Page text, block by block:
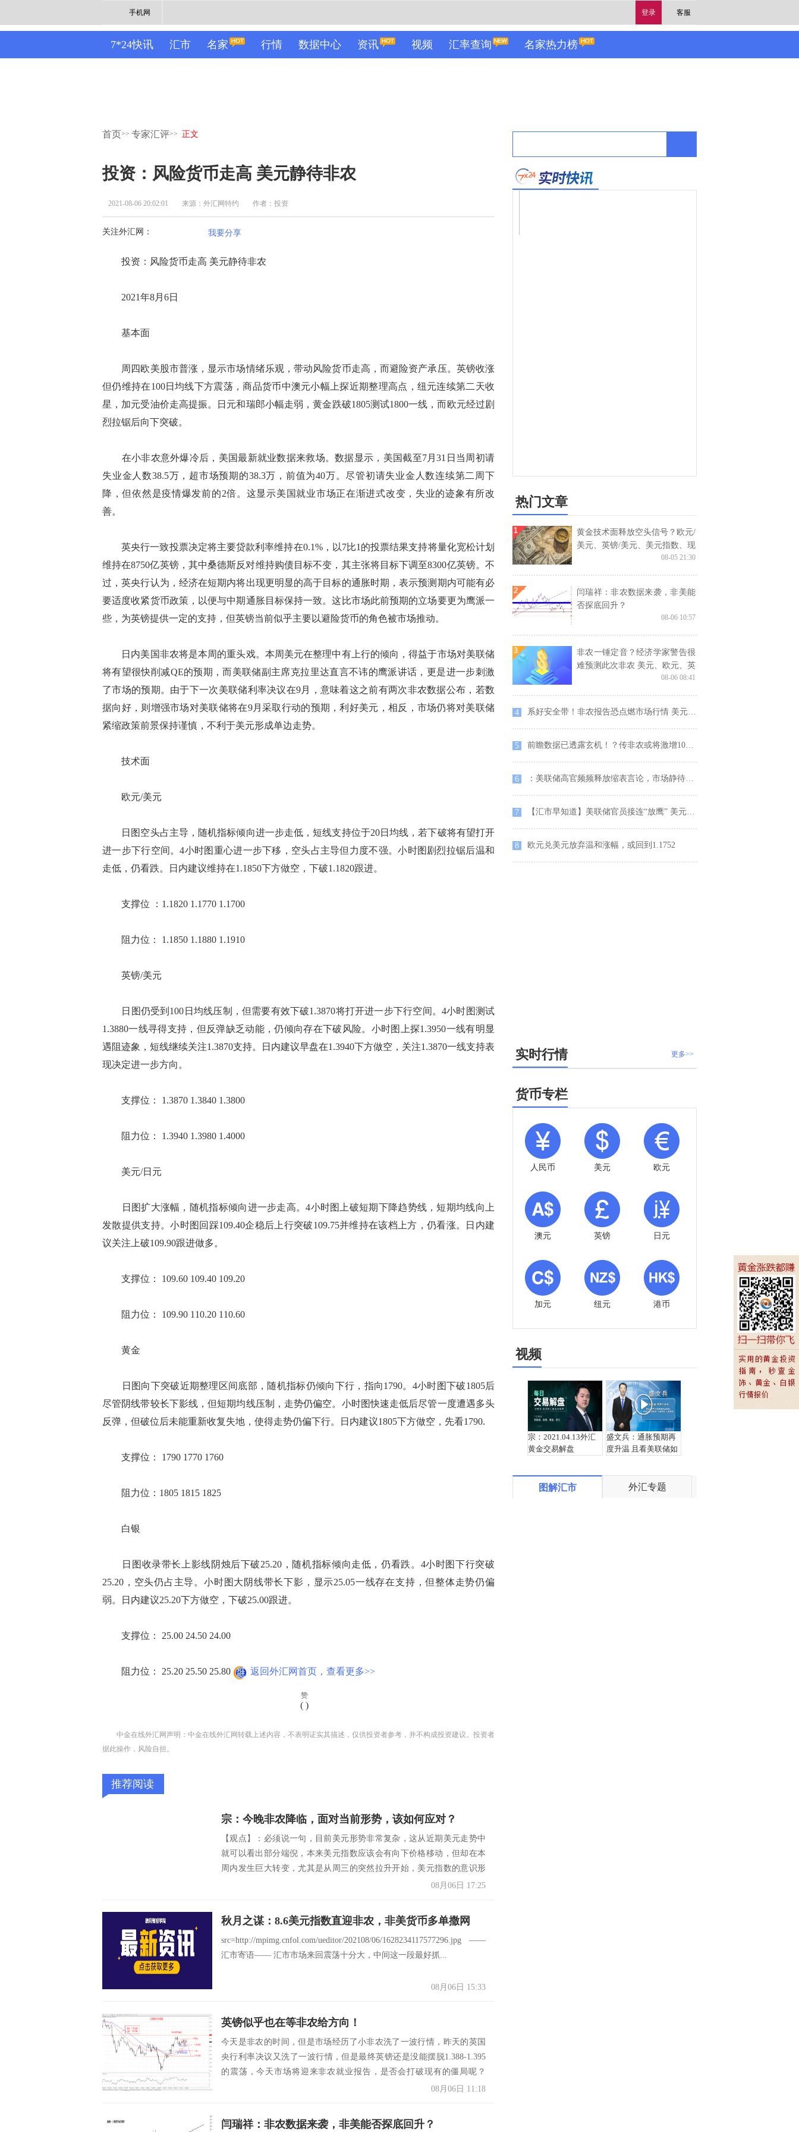
登录 客服
手机网
7*24快讯 汇市 名家 行情 数据中心 资讯 视频 汇率查询 名家热力榜
首页>> 专家汇评>> 正文
投资：风险货币走高 美元静待非农
2021-08-06 20:02:01 来源：外汇网特约 作者：投资
关注外汇网： 我要分享
投资：风险货币走高 美元静待非农
2021年8月6日
基本面
周四欧美股市普涨，显示市场情绪乐观，带动风险货币走高，而避险资产承压。英镑收涨
但仍维持在100日均线下方震荡，商品货币中澳元小幅上探近期整理高点，纽元连续第二天收
星，加元受油价走高提振。日元和瑞郎小幅走弱，黄金跌破1805测试1800一线，而欧元经过剧
烈拉锯后向下突破。
在小非农意外爆冷后，美国最新就业数据来救场。数据显示，美国截至7月31日当周初请
失业金人数38.5万，超市场预期的38.3万，前值为40万。尽管初请失业金人数连续第二周下
降，但依然是疫情爆发前的2倍。这显示美国就业市场正在渐进式改变，失业的迹象有所改
善。
英央行一致投票决定将主要贷款利率维持在0.1%，以7比1的投票结果支持将量化宽松计划
维持在8750亿英镑，其中桑德斯反对维持购债目标不变，其主张将目标下调至8300亿英镑。不
过，英央行认为，经济在短期内将出现更明显的高于目标的通胀时期，表示预测期内可能有必
要适度收紧货币政策，以便与中期通胀目标保持一致。这比市场此前预期的立场要更为鹰派一
些，为英镑提供一定的支持，但英镑当前似乎主要以避险货币的角色被市场推动。
日内美国非农将是本周的重头戏。本周美元在整理中有上行的倾向，得益于市场对美联储
将有望很快削减QE的预期，而美联储副主席克拉里达直言不讳的鹰派讲话，更是进一步刺激
了市场的预期。由于下一次美联储利率决议在9月，意味着这之前有两次非农数据公布，若数
据向好，则增强市场对美联储将在9月采取行动的预期，利好美元，相反，市场仍将对美联储
紧缩政策前景保持谨慎，不利于美元形成单边走势。
技术面
欧元/美元
日图空头占主导，随机指标倾向进一步走低，短线支持位于20日均线，若下破将有望打开
进一步下行空间。4小时图重心进一步下移，空头占主导但力度不强。小时图剧烈拉锯后温和
走低，仍看跌。日内建议维持在1.1850下方做空，下破1.1820跟进。
支撑位 ：1.1820 1.1770 1.1700
阻力位： 1.1850 1.1880 1.1910
英镑/美元
日图仍受到100日均线压制，但需要有效下破1.3870将打开进一步下行空间。4小时图测试
1.3880一线寻得支持，但反弹缺乏动能，仍倾向存在下破风险。小时图上探1.3950一线有明显
遇阻迹象，短线继续关注1.3870支持。日内建议早盘在1.3940下方做空，关注1.3870一线支持表
现决定进一步方向。
支撑位： 1.3870 1.3840 1.3800
阻力位： 1.3940 1.3980 1.4000
美元/日元
日图扩大涨幅，随机指标倾向进一步走高。4小时图上破短期下降趋势线，短期均线向上
发散提供支持。小时图回踩109.40企稳后上行突破109.75并维持在该档上方，仍看涨。日内建
议关注上破109.90跟进做多。
支撑位： 109.60 109.40 109.20
阻力位： 109.90 110.20 110.60
黄金
日图向下突破近期整理区间底部，随机指标仍倾向下行，指向1790。4小时图下破1805后
尽管阴线带较长下影线，但短期均线压制，走势仍偏空。小时图快速走低后尽管一度遭遇多头
反弹，但破位后未能重新收复失地，使得走势仍偏下行。日内建议1805下方做空，先看1790.
支撑位： 1790 1770 1760
阻力位：1805 1815 1825
白银
日图收录带长上影线阴烛后下破25.20，随机指标倾向走低，仍看跌。4小时图下行突破
25.20，空头仍占主导。小时图大阴线带长下影，显示25.05一线存在支持，但整体走势仍偏
弱。日内建议25.20下方做空，下破25.00跟进。
支撑位： 25.00 24.50 24.00
阻力位： 25.20 25.50 25.80 返回外汇网首页，查看更多>>
赞
( )
中金在线外汇网声明：中金在线外汇网转载上述内容，不表明证实其描述，仅供投资者参考，并不构成投资建议。投资者
据此操作，风险自担。
推荐阅读
宗：今晚非农降临，面对当前形势，该如何应对？
【观点】：必须说一句，目前美元形势非常复杂，这从近期美元走势中
就可以看出部分端倪，本来美元指数应该会有向下价格移动，但却在本
周内发生巨大转变，尤其是从周三的突然拉升开始，美元指数的意识形
08月06日 17:25
秋月之谋：8.6美元指数直迎非农，非美货币多单撒网
src=http://mpimg.cnfol.com/ueditor/202108/06/1628234117577296.jpg ——
汇市寄语—— 汇市市场来回震荡十分大，中间这一段最好抓...
08月06日 15:33
英镑似乎也在等非农给方向！
今天是非农的时间，但是市场经历了小非农洗了一波行情，昨天的英国
央行利率决议又洗了一波行情，但是最终英镑还是没能摆脱1.388-1.395
的震荡，今天市场将迎来非农就业报告，是否会打破现有的僵局呢？
08月06日 11:18
闫瑞祥：非农数据来袭，非美能否探底回升？
热门文章
黄金技术面释放空头信号？欧元/
美元、英镑/美元、美元指数、现
08-05 21:30
闫瑞祥：非农数据来袭，非美能
否探底回升？
08-06 10:57
非农一锤定音？经济学家警告很
难预测此次非农 美元、欧元、英
镑、日元、澳元最新操作建议
08-06 08:41
4 系好安全带！非农报告恐点燃市场行情 美元指数、欧元、英镑、日元、澳元和人民币最新技术前景分析
5 前瞻数据已透露玄机！？传非农或将激增100万 分析师：这三种情形料引发美元不同反应
6 ：美联储高官频频释放缩表言论，市场静待晚间非农报告
7 【汇市早知道】美联储官员接连“放鹰” 美元巩固涨幅 油价反弹提振加元 市场屏息以待美国非农报告
8 欧元兑美元放弃温和涨幅，或回到1.1752
更多>>
实时行情
货币专栏
人民币 美元 欧元
澳元 英镑 日元
加元 纽元 港币
视频
宗：2021.04.13外汇
黄金交易解盘
盛文兵：通胀预期再
度升温 且看美联储如
图解汇市 外汇专题